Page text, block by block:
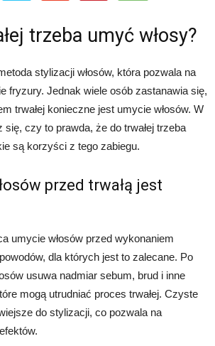
trzeba umyć włosy?
stylizacji włosów, która pozwala na
fryzury. Jednak wiele osób zastanawia się,
trwałej konieczne jest umycie włosów. W
czy to prawda, że do trwałej trzeba
są korzyści z tego zabiegu.
przed trwałą jest
umycie włosów przed wykonaniem
dla których jest to zalecane. Po
usuwa nadmiar sebum, brud i inne
mogą utrudniać proces trwałej. Czyste
do stylizacji, co pozwala na